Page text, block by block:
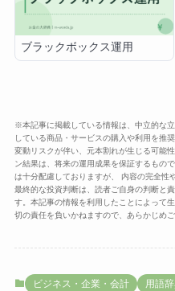
ブラックボックス運用
※本記事に掲載している情報は、中立的な
している商品・サービスの購入や利用を推
変動リスクが伴い、元本割れが生じる可能
ン結果は、将来の運用成果を保証するもの
は十分配慮しておりますが、 内容の完全性
最終的な投資判断は、読者ご自身の判断と
す。本記事の情報を利用したことによって
切の責任を負いかねますので、あらかじめご
ビジネス・企業・会計 用語